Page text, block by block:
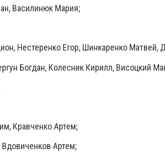
Василинюк Мария;
Нестеренко Егор, Шинкаренко Матвей,
Богдан, Колесник Кирилл, Висоцкий
Кравченко Артем;
Артем;